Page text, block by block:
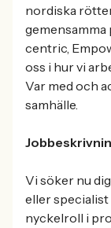
nordiska
centric,
oss i hur vi
Var med och
samhälle.
Vi söker nu
eller
nyckelroll i